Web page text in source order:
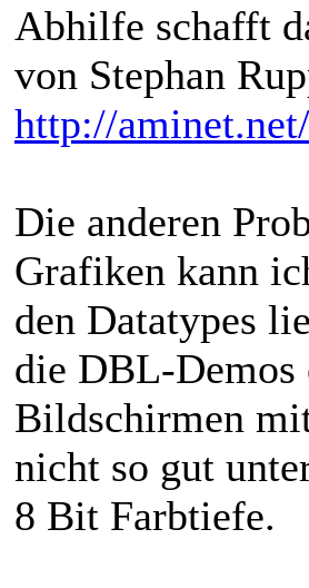
Abhilfe schafft
von Stephan
http://
Die anderen
Grafiken kann
den Datatypes
die DBL-
Bildschirmen
nicht so gut
8 Bit Farbtiefe.